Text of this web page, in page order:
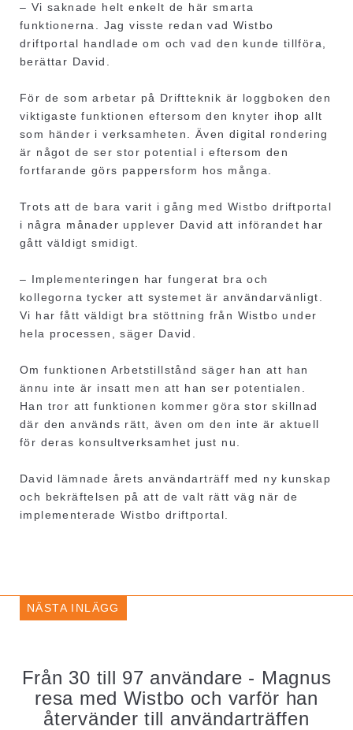
– Vi saknade helt enkelt de här smarta
funktionerna. Jag visste redan vad Wistbo
driftportal handlade om och vad den kunde tillföra,
berättar David.
För de som arbetar på Driftteknik är loggboken den
viktigaste funktionen eftersom den knyter ihop allt
som händer i verksamheten. Även digital rondering
är något de ser stor potential i eftersom den
fortfarande görs pappersform hos många.
Trots att de bara varit i gång med Wistbo driftportal
i några månader upplever David att införandet har
gått väldigt smidigt.
– Implementeringen har fungerat bra och
kollegorna tycker att systemet är användarvänligt.
Vi har fått väldigt bra stöttning från Wistbo under
hela processen, säger David.
Om funktionen Arbetstillstånd säger han att han
ännu inte är insatt men att han ser potentialen.
Han tror att funktionen kommer göra stor skillnad
där den används rätt, även om den inte är aktuell
för deras konsultverksamhet just nu.
David lämnade årets användarträff med ny kunskap
och bekräftelsen på att de valt rätt väg när de
implementerade Wistbo driftportal.
NÄSTA INLÄGG
Från 30 till 97 användare - Magnus
resa med Wistbo och varför han
återvänder till användarträffen